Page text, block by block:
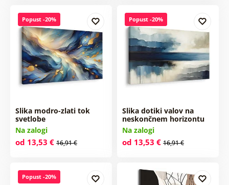
Popust -20%
Slika modro-zlati tok
svetlobe
Na zalogi
od 13,53 € 16,91 €
Popust -20%
Slika dotiki valov na
neskončnem horizontu
Na zalogi
od 13,53 € 16,91 €
Popust -20%